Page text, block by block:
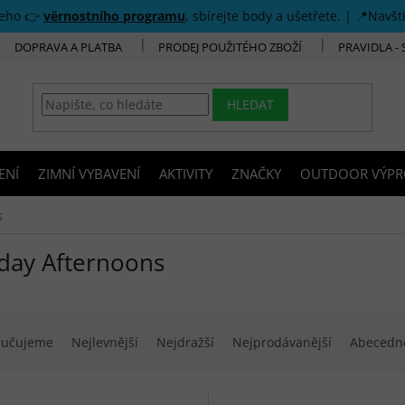
👉 věrnostního programu, sbírejte body a ušetřete. |
DOPRAVA A PLATBA PRODEJ POUŽITÉHO ZBOŽÍ PRAVIDLA -
HLEDAT
ZIMNÍ VYBAVENÍ AKTIVITY ZNAČKY OUTDOOR
Afternoons
Nejlevnější Nejdražší Nejprodávanější